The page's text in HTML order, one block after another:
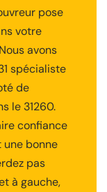
pose
votre
avons
spécialiste
de
le 31260.
confiance
une bonne
pas
à gauche,